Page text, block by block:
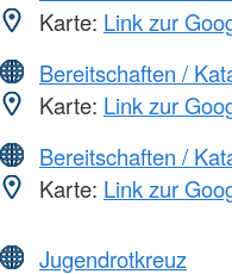
Karte: Link zur
Bereitschaften /
Karte: Link zur
Bereitschaften /
Karte: Link zur
Jugendrotkreuz